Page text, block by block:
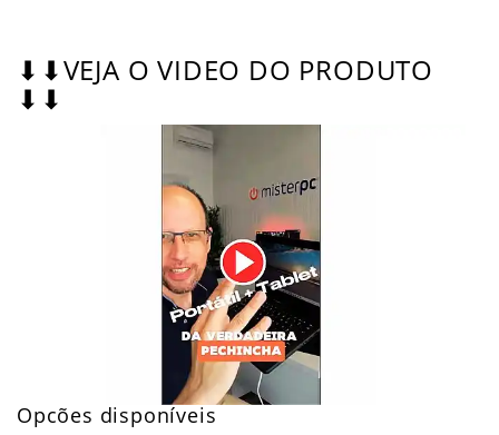
⬇⬇VEJA O VIDEO DO PRODUTO
⬇⬇
Opcões disponíveis